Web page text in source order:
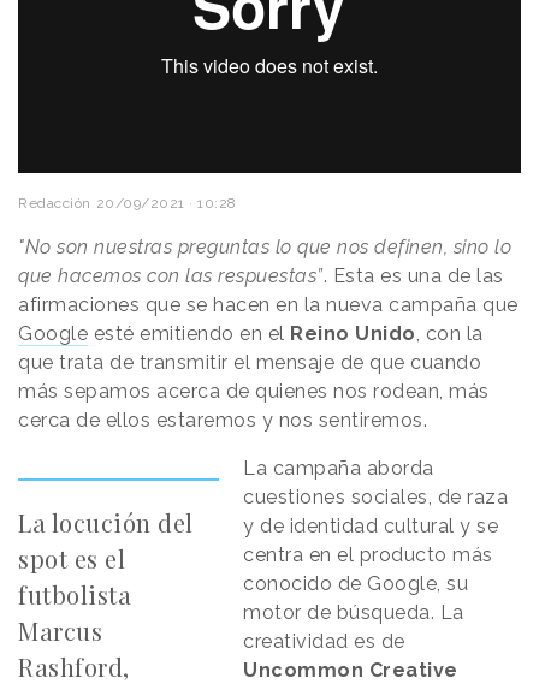
Redacción 20/09/2021 · 10:28
"No son nuestras preguntas lo que nos definen, sino lo
que hacemos con las respuestas”. Esta es una de las
afirmaciones que se hacen en la nueva campaña que
Google esté emitiendo en el Reino Unido, con la
que trata de transmitir el mensaje de que cuando
más sepamos acerca de quienes nos rodean, más
cerca de ellos estaremos y nos sentiremos.
La locución del
spot es el
futbolista
Marcus
Rashford,
La campaña aborda
cuestiones sociales, de raza
y de identidad cultural y se
centra en el producto más
conocido de Google, su
motor de búsqueda. La
creatividad es de
Uncommon Creative